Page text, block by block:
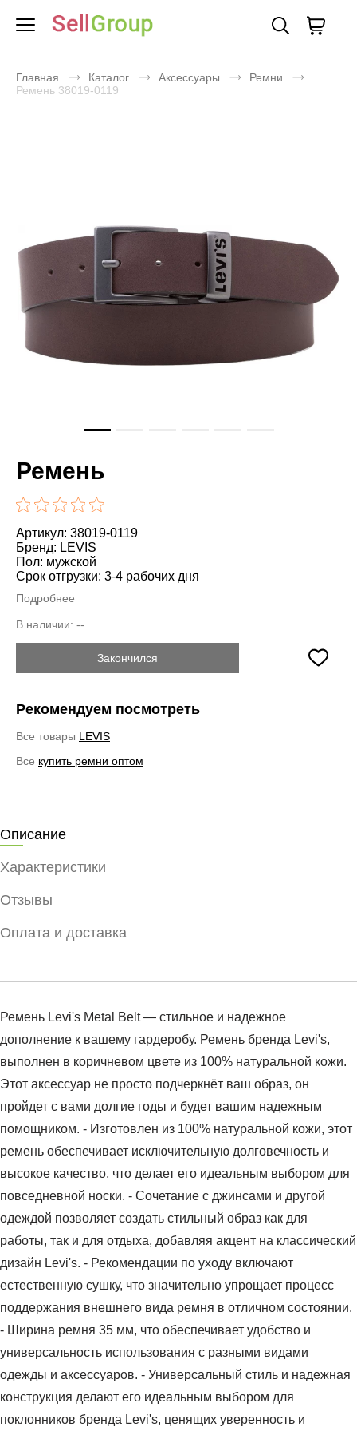
Главная Каталог Аксессуары
Ремни
Ремень 38019-0119
Ремень
Артикул: 38019-0119
Бренд: LEVIS
Пол: мужской
Срок отгрузки: 3-4 рабочих дня
Подробнее
В наличии: --
Закончился
Рекомендуем посмотреть
Все товары LEVIS
Все купить ремни оптом
Описание
Характеристики
Отзывы
Оплата и доставка
Ремень Levi's Metal Belt — стильное и надежное
дополнение к вашему гардеробу. Ремень бренда Levi's,
выполнен в коричневом цвете из 100% натуральной кожи.
Этот аксессуар не просто подчеркнёт ваш образ, он
пройдет с вами долгие годы и будет вашим надежным
помощником. - Изготовлен из 100% натуральной кожи, этот
ремень обеспечивает исключительную долговечность и
высокое качество, что делает его идеальным выбором для
повседневной носки. - Сочетание с джинсами и другой
одеждой позволяет создать стильный образ как для
работы, так и для отдыха, добавляя акцент на классический
дизайн Levi's. - Рекомендации по уходу включают
естественную сушку, что значительно упрощает процесс
поддержания внешнего вида ремня в отличном состоянии.
- Ширина ремня 35 мм, что обеспечивает удобство и
универсальность использования с разными видами
одежды и аксессуаров. - Универсальный стиль и надежная
конструкция делают его идеальным выбором для
поклонников бренда Levi's, ценящих уверенность и